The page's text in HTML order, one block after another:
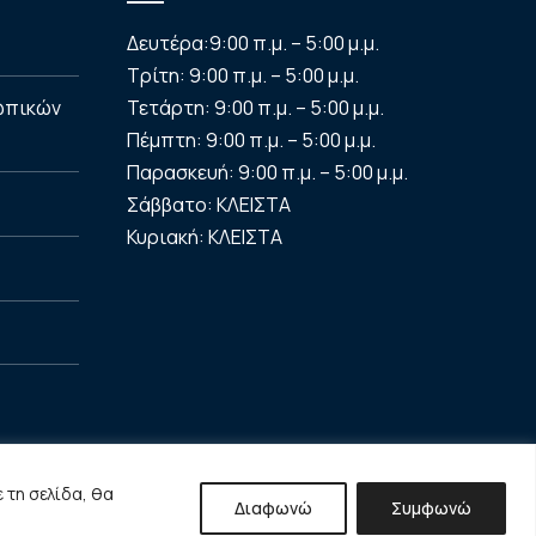
τη σελίδα, θα
Διαφωνώ Συμφωνώ
Δευτέρα:9:00 π.μ. – 5:00 μ.μ.
Τρίτη: 9:00 π.μ. – 5:00 μ.μ.
Τετάρτη: 9:00 π.μ. – 5:00 μ.μ.
Πέμπτη: 9:00 π.μ. – 5:00 μ.μ.
Παρασκευή: 9:00 π.μ. – 5:00 μ.μ.
Σάββατο: ΚΛΕΙΣΤΑ
Κυριακή: ΚΛΕΙΣΤΑ